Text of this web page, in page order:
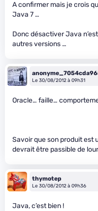
A confirmer mais je crois
Java 7 …
Donc désactiver Java
autres versions …
Le 30/08/2012 à 09h31
Oracle… faille…
Savoir que son produit est
devrait être passible de
thymotep
Le 30/08/2012 à 09h36
Java, c’est bien !